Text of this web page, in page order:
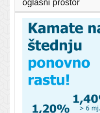
oglasni prostor